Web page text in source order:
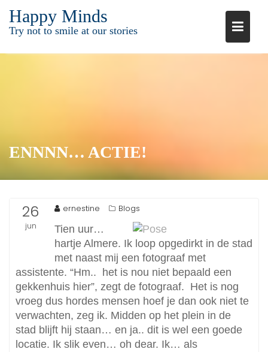
naarHappy Minds
Try not to smile at our stories
ENNNN… ACTIE!
26
jun
ernestine Blogs
Tien uur…
hartje Almere. Ik loop opgedirkt in de stad
met naast mij een fotograaf met
assistente. “Hm.. het is nou niet bepaald een
gekkenhuis hier”, zegt de fotograaf. Het is nog
vroeg dus hordes mensen hoef je dan ook niet te
verwachten, zeg ik. Midden op het plein in de
stad blijft hij staan… en ja.. dit is wel een goede
locatie. Ik slik even… oh dear. Ik… als